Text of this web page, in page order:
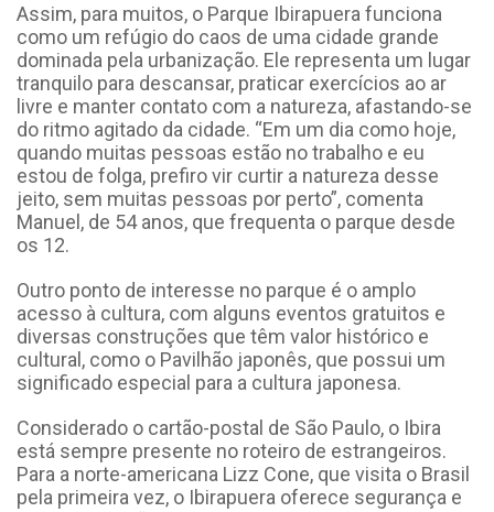
Assim, para muitos, o Parque Ibirapuera funciona
como um refúgio do caos de uma cidade grande
dominada pela urbanização. Ele representa um lugar
tranquilo para descansar, praticar exercícios ao ar
livre e manter contato com a natureza, afastando-se
do ritmo agitado da cidade. “Em um dia como hoje,
quando muitas pessoas estão no trabalho e eu
estou de folga, prefiro vir curtir a natureza desse
jeito, sem muitas pessoas por perto”, comenta
Manuel, de 54 anos, que frequenta o parque desde
os 12.
Outro ponto de interesse no parque é o amplo
acesso à cultura, com alguns eventos gratuitos e
diversas construções que têm valor histórico e
cultural, como o Pavilhão japonês, que possui um
significado especial para a cultura japonesa.
Considerado o cartão-postal de São Paulo, o Ibira
está sempre presente no roteiro de estrangeiros.
Para a norte-americana Lizz Cone, que visita o Brasil
pela primeira vez, o Ibirapuera oferece segurança e